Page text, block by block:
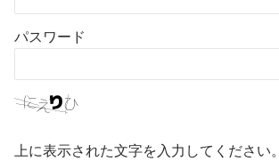
パスワード
上に表示された文字を入力してください。